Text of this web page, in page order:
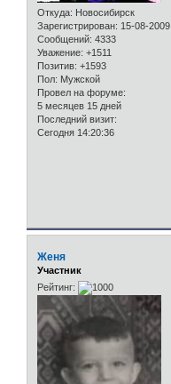
Откуда: Новосибирск
Зарегистрирован: 15-08-2009
Сообщений: 4333
Уважение: +1511
Позитив: +1593
Пол: Мужской
Провел на форуме:
5 месяцев 15 дней
Последний визит:
Сегодня 14:20:36
Женя
Участник
Рейтинг: